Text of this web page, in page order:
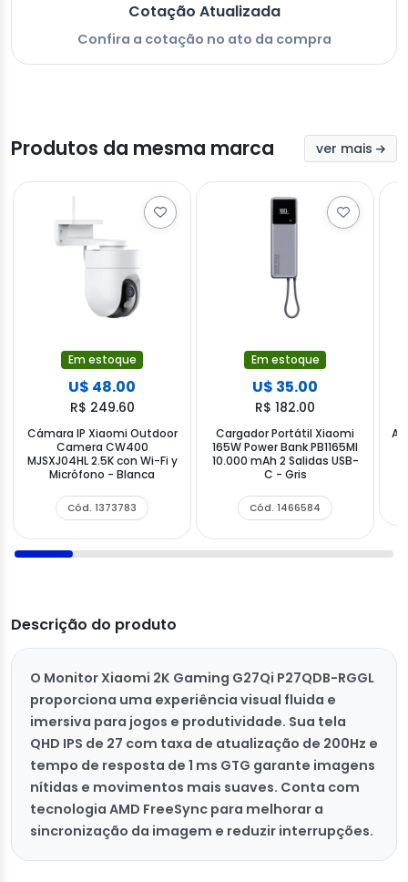
Cotação Atualizada
Confira a cotação no ato da compra
Produtos da mesma marca ver mais
Em estoque
U$ 48.00
R$ 249.60
Cámara IP Xiaomi Outdoor
Camera CW400
MJSXJ04HL 2.5K con Wi-Fi y
Micrófono - Blanca
Cód. 1373783
Em estoque
U$ 35.00
R$ 182.00
Cargador Portátil Xiaomi
165W Power Bank PB1165MI
10.000 mAh 2 Salidas USB-
C - Gris
Cód. 1466584
Descrição do produto
O Monitor Xiaomi 2K Gaming G27Qi P27QDB-RGGL
proporciona uma experiência visual fluida e
imersiva para jogos e produtividade. Sua tela
QHD IPS de 27 com taxa de atualização de 200Hz e
tempo de resposta de 1 ms GTG garante imagens
nítidas e movimentos mais suaves. Conta com
tecnologia AMD FreeSync para melhorar a
sincronização da imagem e reduzir interrupções.